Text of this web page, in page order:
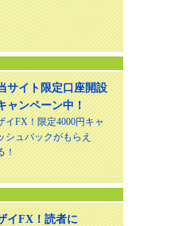
サイト限定口座開設
ャンペーン中！
イFX！限定4000円キャ
シュバックがもらえ
！
イFX！読者に